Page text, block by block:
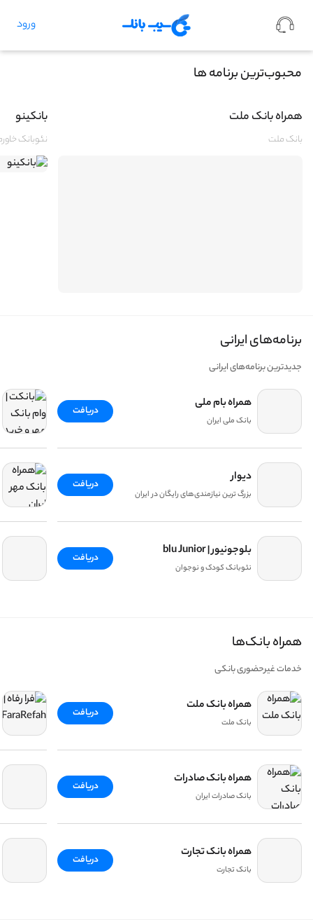
ورود
محبوب‌ترین برنامه ها
همراه بانک ملت
بانک ملت
بانکینو
نئوبانک
برنامه‌های ایرانی
جدیدترین برنامه‌های ایرانی
همراه بام ملی
بانک ملی ایران
دریافت
دیوار
بزرگ ترین نیازمندی‌های رایگان در ایران
دریافت
بلوجونیور | blu Junior
نئوبانک کودک و نوجوان
دریافت
همراه بانک‌ها
خدمات غیر‌حضوری بانکی
همراه بانک ملت
بانک ملت
دریافت
همراه بانک صادرات
بانک صادرات ایران
دریافت
همراه بانک تجارت
بانک تجارت
دریافت